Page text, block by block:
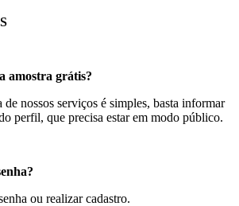
amostra grátis?
de nossos serviços é simples, basta informar
perfil, que precisa estar em modo público.
ou realizar cadastro.